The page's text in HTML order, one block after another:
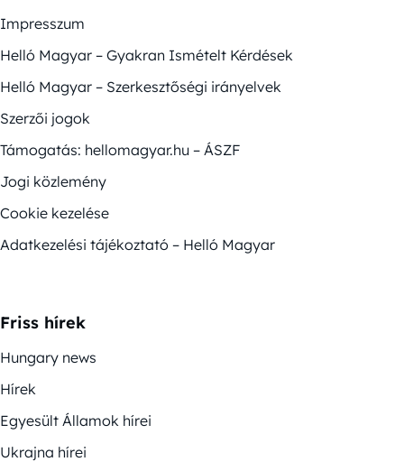
Impresszum
Helló Magyar – Gyakran Ismételt Kérdések
Helló Magyar – Szerkesztőségi irányelvek
Szerzői jogok
Támogatás: hellomagyar.hu – ÁSZF
Jogi közlemény
Cookie kezelése
Adatkezelési tájékoztató – Helló Magyar
Friss hírek
Hungary news
Hírek
Egyesült Államok hírei
Ukrajna hírei